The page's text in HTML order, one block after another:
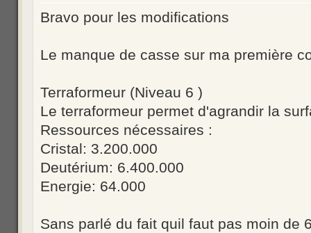
Bravo pour les modifications
Le manque de casse sur ma première
Terraformeur (Niveau 6 )
Le terraformeur permet d'agrandir la
Ressources nécessaires :
Cristal: 3.200.000
Deutérium: 6.400.000
Energie: 64.000
Sans parlé du fait quil faut pas moin de